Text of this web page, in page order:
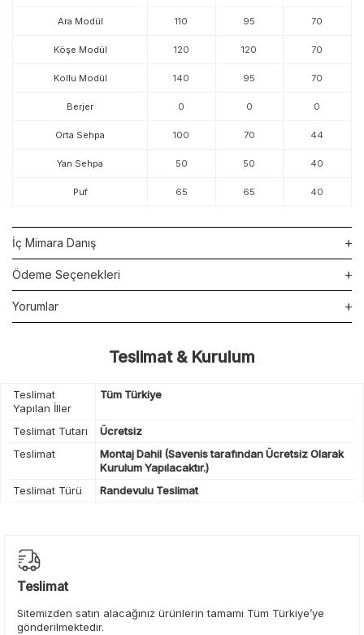
Ara Modül 110 95 70
Köşe Modül 120 120 70
Kollu Modül 140 95 70
Berjer 0 0 0
Orta Sehpa 100 70 44
Yan Sehpa 50 50 40
Puf 65 65 40
İç Mimara Danış
Ödeme Seçenekleri
Yorumlar
Teslimat & Kurulum
Teslimat
Yapılan İller
Tüm Türkiye
Teslimat Tutarı
Ücretsiz
Teslimat
Montaj Dahil (Savenis tarafından Ücretsiz Olarak
Kurulum Yapılacaktır.)
Teslimat Türü
Randevulu Teslimat
Teslimat
Sitemizden satın alacağınız ürünlerin tamamı Tüm Türkiye’ye
gönderilmektedir.